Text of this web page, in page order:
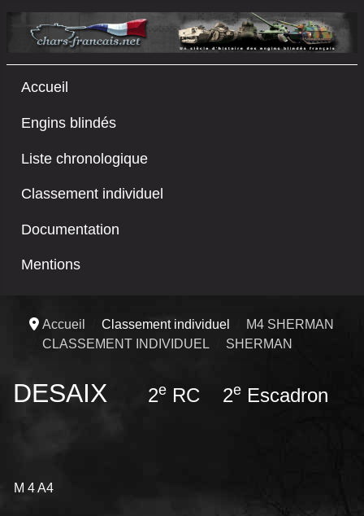
Accueil
Engins blindés
Liste chronologique
Classement individuel
Documentation
Mentions
Accueil Classement individuel
M4 SHERMAN
CLASSEMENT INDIVIDUEL
SHERMAN
DESAIX 2e RC 2e Escadron
M 4 A4